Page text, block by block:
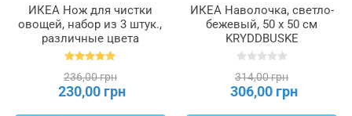
ИКЕА Нож для чистки
овощей, набор из 3 штук.,
различные цвета
UPPFYLLD, 505.219.41
236,00 грн
230,00 грн
ИКЕА Наволочка, светло-
бежевый, 50 х 50 см
KRYDDBUSKE
КРЮДДБУСКЕ, 505.310.06
314,00 грн
306,00 грн